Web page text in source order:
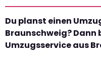
Du planst einen
Braunschweig? Dann
Umzugsservice aus